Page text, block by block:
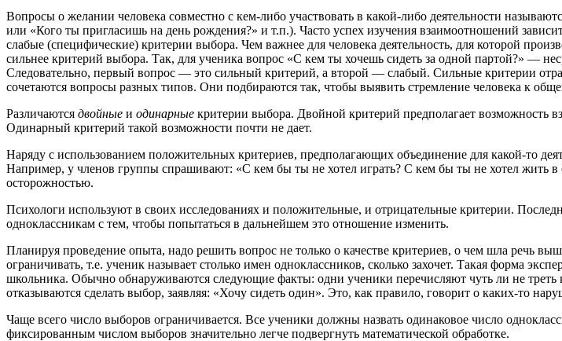
Вопросы о желании человека совместно с кем-либо участвовать в какой-либо деятельности
или «Кого ты пригласишь на день рождения?» и т.п.). Часто успех изучения взаимоотношений
слабые (специфические) критерии выбора. Чем важнее для человека деятельность, для которой
сильнее критерий выбора. Так, для ученика вопрос «С кем ты хочешь сидеть за одной партой?» —
Следовательно, первый вопрос — это сильный критерий, а второй — слабый. Сильные критерии
сочетаются вопросы разных типов. Они подбираются так, чтобы выявить стремление человека к
Различаются двойные и одинарные критерии выбора. Двойной критерий предполагает возможность
Одинарный критерий такой возможности почти не дает.
Наряду с использованием положительных критериев, предполагающих объединение для какой-то
Например, у членов группы спрашивают: «С кем бы ты не хотел играть? С кем бы ты не хотел жить в
осторожностью.
Психологи используют в своих исследованиях и положительные, и отрицательные критерии.
одноклассникам с тем, чтобы попытаться в дальнейшем это отношение изменить.
Планируя проведение опыта, надо решить вопрос не только о качестве критериев, о чем шла речь
ограничивать, т.е. ученик называет столько имен одноклассников, сколько захочет. Такая форма
школьника. Обычно обнаруживаются следующие факты: одни ученики перечисляют чуть ли не
отказываются сделать выбор, заявляя: «Хочу сидеть один». Это, как правило, говорит о каких-то
Чаще всего число выборов ограничивается. Все ученики должны назвать одинаковое число
фиксированным числом выборов значительно легче подвергнуть математической обработке.